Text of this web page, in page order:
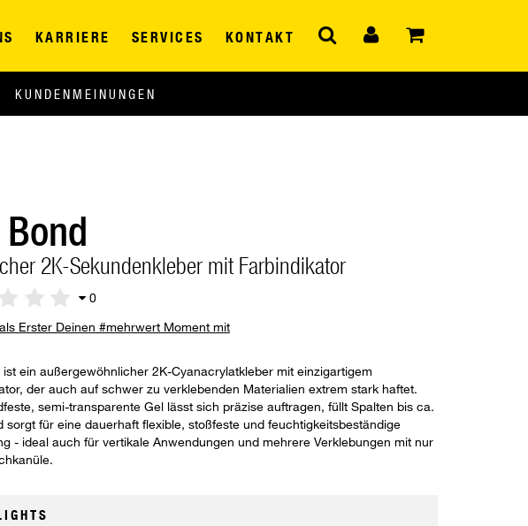
KARRIERE SERVICES KONTAKT
KUNDENMEINUNGEN
2K-Sekundenkleber mit Farbindikator
0
Erster Deinen #mehrwert Moment mit
ist ein außergewöhnlicher 2K-Cyanacrylatkleber mit einzigartigem
der auch auf schwer zu verklebenden Materialien extrem stark haftet.
semi-transparente Gel lässt sich präzise auftragen, füllt Spalten bis ca.
sorgt für eine dauerhaft flexible, stoßfeste und feuchtigkeitsbeständige
- ideal auch für vertikale Anwendungen und mehrere Verklebungen mit nur